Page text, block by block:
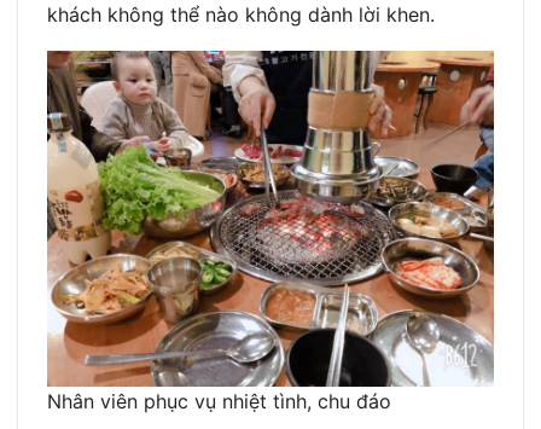
khách không thể nào không dành lời khen.
Nhân viên phục vụ nhiệt tình, chu đáo